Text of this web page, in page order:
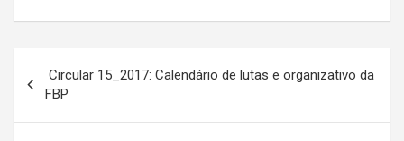
de
Post
Circular 15_2017: Calendário de lutas e organizativo da
FBP